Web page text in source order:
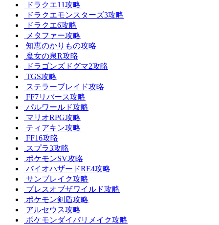
ドラクエ11攻略
ドラクエモンスターズ3攻略
ドラクエ6攻略
メタファー攻略
知恵のかりもの攻略
魔女の泉R攻略
ドラゴンズドグマ2攻略
TGS攻略
ステラーブレイド攻略
FF7リバース攻略
パルワールド攻略
マリオRPG攻略
ティアキン攻略
FF16攻略
スプラ3攻略
ポケモンSV攻略
バイオハザードRE4攻略
サンブレイク攻略
ブレスオブザワイルド攻略
ポケモン剣盾攻略
アルセウス攻略
ポケモンダイパリメイク攻略